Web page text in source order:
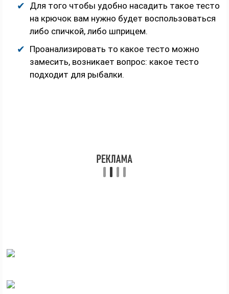
Для того чтобы удобно насадить такое тесто
на крючок вам нужно будет воспользоваться
либо спичкой, либо шприцем.
Проанализировать то какое тесто можно
замесить, возникает вопрос: какое тесто
подходит для рыбалки.